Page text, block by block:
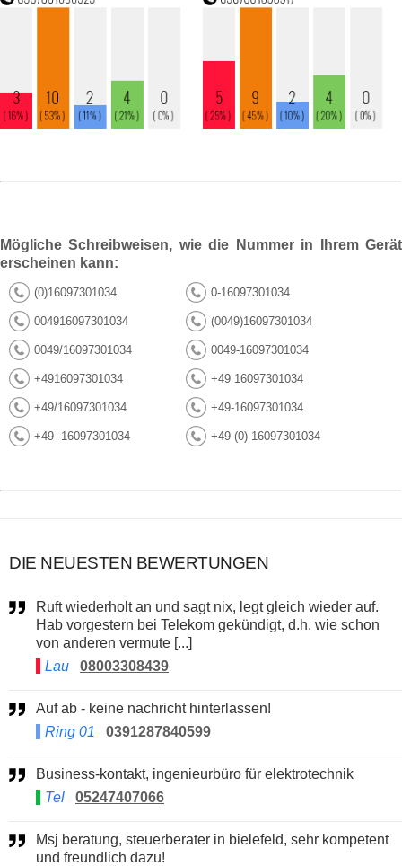
Mögliche Schreibweisen, wie die Nummer in Ihrem Gerät
erscheinen kann:
(0)16097301034 0-16097301034
004916097301034 (0049)16097301034
0049/16097301034 0049-16097301034
+4916097301034 +49 16097301034
+49/16097301034 +49-16097301034
+49--16097301034 +49 (0) 16097301034
DIE NEUESTEN BEWERTUNGEN
Ruft wiederholt an und sagt nix, legt gleich wieder auf.
Hab vorgestern bei Telekom gekündigt, d.h. wie schon
von anderen vermute [...]
Lau
08003308439
Auf ab - keine nachricht hinterlassen!
Ring 01
0391287840599
Business-kontakt, ingenieurbüro für elektrotechnik
Tel
05247407066
Msj beratung, steuerberater in bielefeld, sehr kompetent
und freundlich dazu!